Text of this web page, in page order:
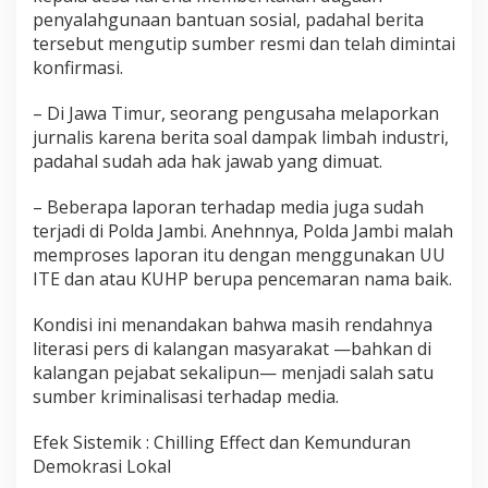
penyalahgunaan bantuan sosial, padahal berita
tersebut mengutip sumber resmi dan telah dimintai
konfirmasi.
– Di Jawa Timur, seorang pengusaha melaporkan
jurnalis karena berita soal dampak limbah industri,
padahal sudah ada hak jawab yang dimuat.
– Beberapa laporan terhadap media juga sudah
terjadi di Polda Jambi. Anehnnya, Polda Jambi malah
memproses laporan itu dengan menggunakan UU
ITE dan atau KUHP berupa pencemaran nama baik.
Kondisi ini menandakan bahwa masih rendahnya
literasi pers di kalangan masyarakat —bahkan di
kalangan pejabat sekalipun— menjadi salah satu
sumber kriminalisasi terhadap media.
Efek Sistemik : Chilling Effect dan Kemunduran
Demokrasi Lokal